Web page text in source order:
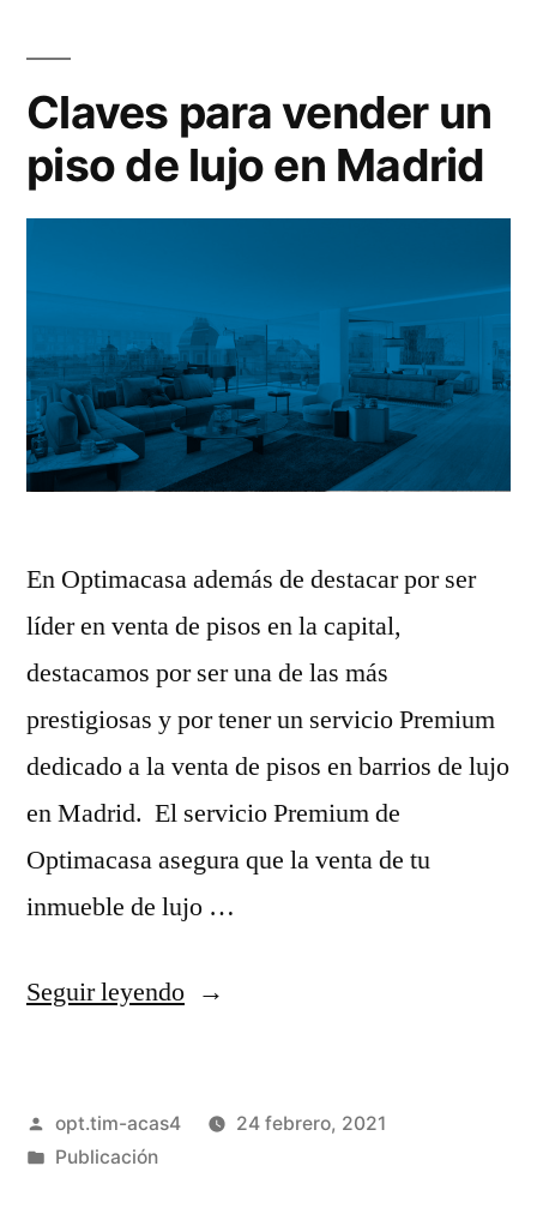
Claves para vender un
piso de lujo en Madrid
En Optimacasa además de destacar por ser
líder en venta de pisos en la capital,
destacamos por ser una de las más
prestigiosas y por tener un servicio Premium
dedicado a la venta de pisos en barrios de lujo
en Madrid. El servicio Premium de
Optimacasa asegura que la venta de tu
inmueble de lujo …
Seguir leyendo
opt.tim-acas4
24 febrero, 2021
Publicación